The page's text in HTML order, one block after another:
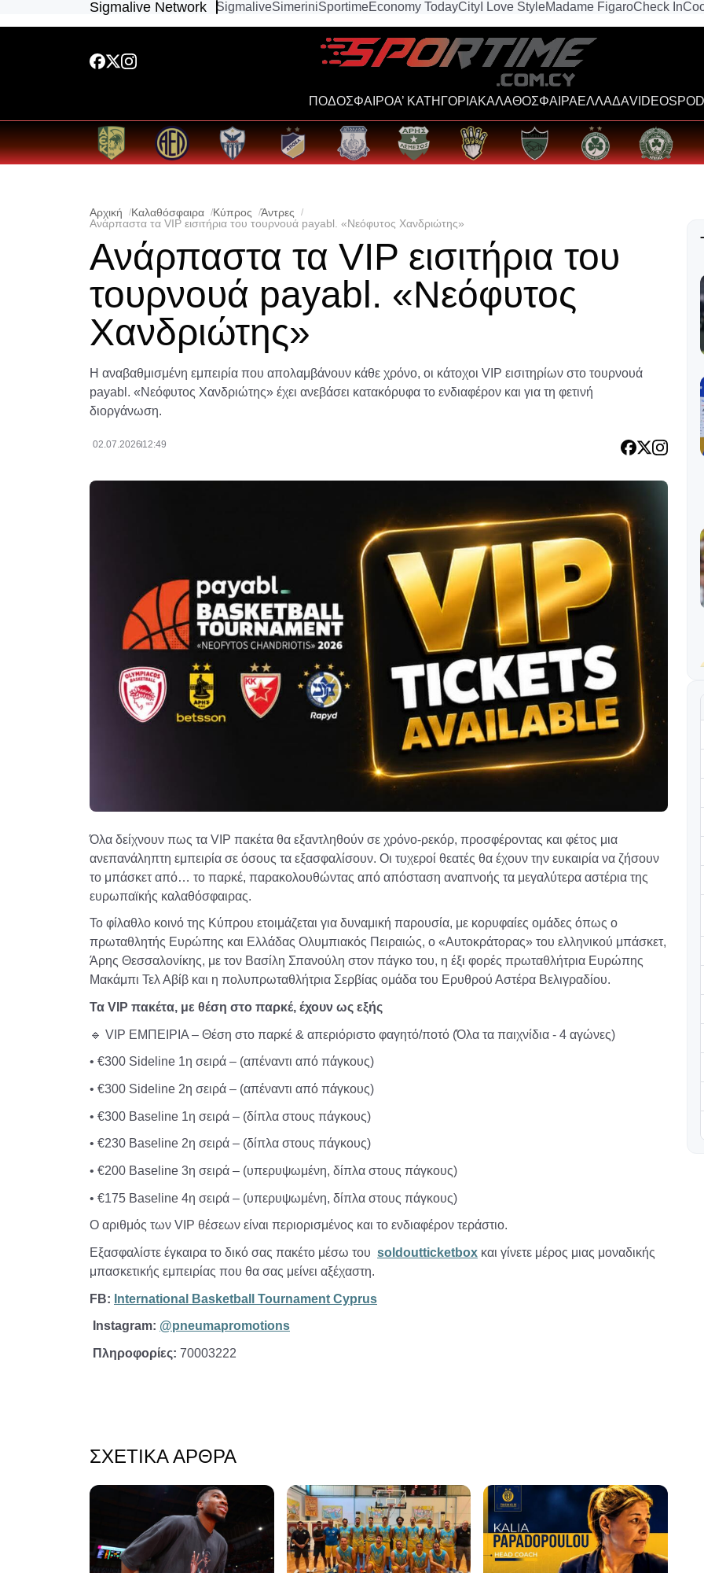
Sigmalive Network SigmaliveSimeriniSportimeEconomy TodayCity I Love StyleMadame FigaroCheck In
ΠΟΔΟΣΦΑΙΡΟΑ’ ΚΑΤΗΓΟΡΙΑΚΑΛΑΘΟΣΦΑΙΡΑΕΛΛΑΔΑVIDEOS
Αρχική Καλαθόσφαιρα Κύπρος
Άντρες
Ανάρπαστα τα VIP εισιτήρια του τουρνουά payabl. «Νεόφυτος Χανδριώτης»
Ανάρπαστα τα VIP εισιτήρια του
τουρνουά payabl. «Νεόφυτος
Χανδριώτης»
Η αναβαθμισμένη εμπειρία που απολαμβάνουν κάθε χρόνο, οι κάτοχοι VIP εισιτηρίων στο τουρνουά
payabl. «Νεόφυτος Χανδριώτης» έχει ανεβάσει κατακόρυφα το ενδιαφέρον και για τη φετινή
διοργάνωση.
02.07.2026 12:49
Όλα δείχνουν πως τα VIP πακέτα θα εξαντληθούν σε χρόνο-ρεκόρ, προσφέροντας και φέτος μια
ανεπανάληπτη εμπειρία σε όσους τα εξασφαλίσουν. Οι τυχεροί θεατές θα έχουν την ευκαιρία να ζήσουν
το μπάσκετ από… το παρκέ, παρακολουθώντας από απόσταση αναπνοής τα μεγαλύτερα αστέρια της
ευρωπαϊκής καλαθόσφαιρας.
Το φίλαθλο κοινό της Κύπρου ετοιμάζεται για δυναμική παρουσία, με κορυφαίες ομάδες όπως ο
πρωταθλητής Ευρώπης και Ελλάδας Ολυμπιακός Πειραιώς, ο «Αυτοκράτορας» του ελληνικού μπάσκετ,
Άρης Θεσσαλονίκης, με τον Βασίλη Σπανούλη στον πάγκο του, η έξι φορές πρωταθλήτρια Ευρώπης
Μακάμπι Τελ Αβίβ και η πολυπρωταθλήτρια Σερβίας ομάδα του Ερυθρού Αστέρα Βελιγραδίου.
Τα VIP πακέτα, με θέση στο παρκέ, έχουν ως εξής
🔹 VIP ΕΜΠΕΙΡΙΑ – Θέση στο παρκέ & απεριόριστο φαγητό/ποτό (Όλα τα παιχνίδια - 4 αγώνες)
• €300 Sideline 1η σειρά – (απέναντι από πάγκους)
• €300 Sideline 2η σειρά – (απέναντι από πάγκους)
• €300 Baseline 1η σειρά – (δίπλα στους πάγκους)
• €230 Baseline 2η σειρά – (δίπλα στους πάγκους)
• €200 Baseline 3η σειρά – (υπερυψωμένη, δίπλα στους πάγκους)
• €175 Baseline 4η σειρά – (υπερυψωμένη, δίπλα στους πάγκους)
Ο αριθμός των VIP θέσεων είναι περιορισμένος και το ενδιαφέρον τεράστιο.
Εξασφαλίστε έγκαιρα το δικό σας πακέτο μέσω του soldoutticketbox και γίνετε μέρος μιας μοναδικής
μπασκετικής εμπειρίας που θα σας μείνει αξέχαστη.
FB: International Basketball Tournament Cyprus
Instagram: @pneumapromotions
Πληροφορίες: 70003222
ΣΧΕΤΙΚΆ ΆΡΘΡΑ